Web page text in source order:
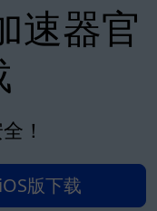
速器官
！
版下载